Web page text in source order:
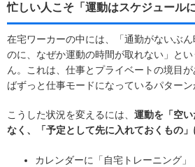
忙しい人こそ「運動はスケジュール
在宅ワーカーの中には、「通勤がないぶ
のに、なぜか運動の時間が取れない」と
ん。これは、仕事とプライベートの境目
ばずっと仕事モードになっているパターン
こうした状況を変えるには、 運動を「空
なく、「予定として先に入れておくもの」
カレンダーに「自宅トレーニング